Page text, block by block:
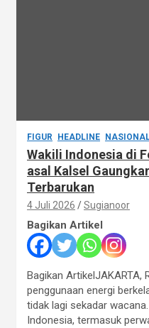
FIGUR HEADLINE
Wakili Indonesia di
asal Kalsel
Terbarukan
4 Juli 2026 Sugianoor
Bagikan Artikel
Bagikan ArtikelJAKARTA,
penggunaan energi
tidak lagi sekadar
Indonesia, termasuk